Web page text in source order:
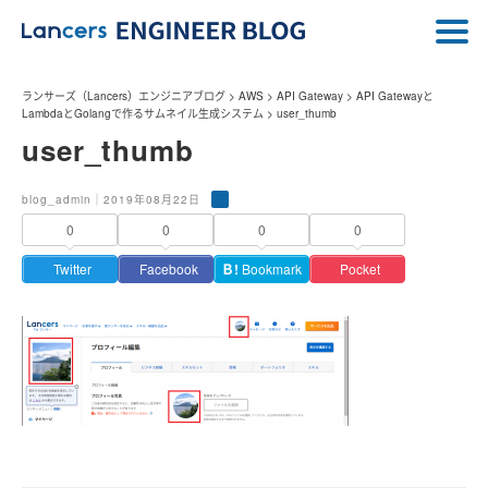
ランサーズ（Lancers）エンジニアブログ > AWS > API Gateway > API Gatewayと
LambdaとGolangで作るサムネイル生成システム > user_thumb
user_thumb
blog_admin｜2019年08月22日
0
Twitter
0
Facebook
0
Ｂ! Bookmark
0
Pocket